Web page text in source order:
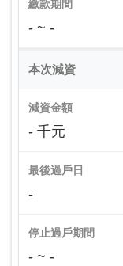
繳款期間
- ~ -
本次減資
減資金額
- 千元
最後過戶日
-
停止過戶期間
- ~ -